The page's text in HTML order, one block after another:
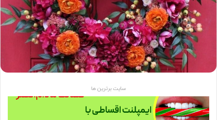
سایت برترین ها